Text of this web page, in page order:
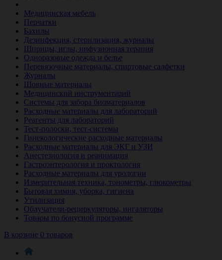
Медицинская мебель
Перчатки
Бахилы
Дезинфекция, стерилизация, журналы
Шприцы, иглы, инфузионная терапия
Одноразовые одежда и белье
Перевязочные материалы, спиртовые салфетки
Журналы
Шовные материалы
Медицинский инструментарий
Системы для забора биоматериалов
Расходные материалы для лабораторий
Реагенты для лабораторий
Тест-полоски, тест-системы
Гинекологические расходные материалы
Расходные материалы для ЭКГ и УЗИ
Анестезиология и реанимация
Гастроэнтерология и проктология
Расходные материалы для урологии
Измерительная техника, тонометры, глюкометры
Бытовая химия, уборка, гигиена
Утилизация
Облучатели-рециркуляторы, ингаляторы
Товары по бонусной программе
В корзине 0 товаров